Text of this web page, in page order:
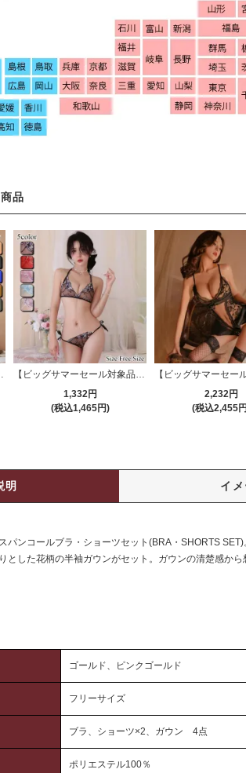
品
1,332円
(税込1,465円)
2,232円
(税込2,455
明 イ
パンコールブラ・ショーツセット(BRA・SHORTS
とした花柄の半袖ガウンがセット。ガウンの清楚感か
ゴールド、ピンクゴールド
フリーサイズ
ブラ、ショーツ×2、ガウン 4点
ポリエステル100％